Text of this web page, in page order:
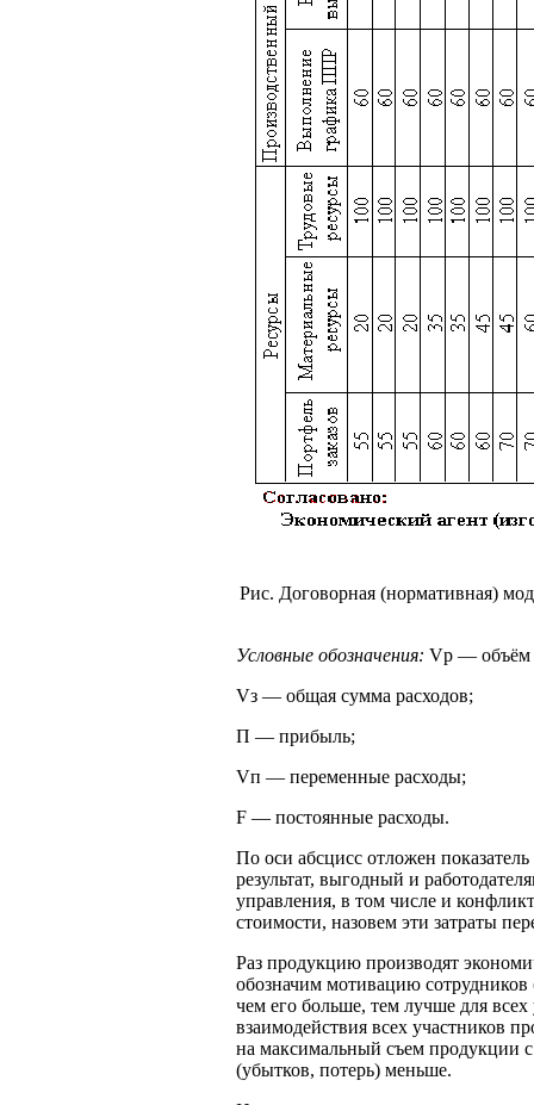
Рис. Договорная (нормативная)
Условные обозначения: Vp — объём
Vз — общая сумма расходов;
П — прибыль;
Vп — переменные расходы;
F — постоянные расходы.
По оси абсцисс отложен
результат, выгодный и
управления, в том числе и
стоимости, назовем эти затраты
Раз продукцию производят
обозначим мотивацию
чем его больше, тем лучше для
взаимодействия всех участников
на максимальный съем продукции
(убытков, потерь) меньше.